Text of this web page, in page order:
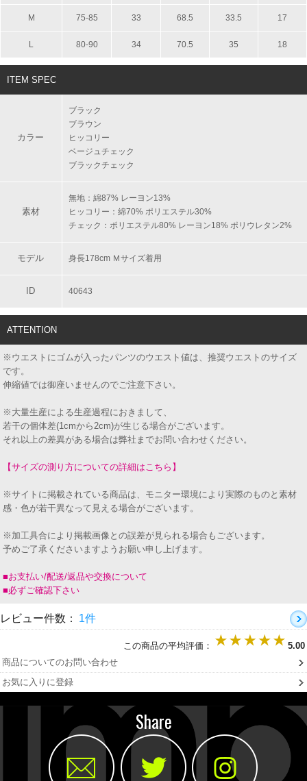
M 75-85 33 68.5 33.5 17
L 80-90 34 70.5 35 18
ITEM SPEC
カラー
ブラック
ブラウン
ヒッコリー
ベージュチェック
ブラックチェック
素材
無地：綿87% レーヨン13%
ヒッコリー：綿70% ポリエステル30%
チェック：ポリエステル80% レーヨン18% ポリウレタン2%
モデル 身長178cm Ｍサイズ着用
ID 40643
ATTENTION
※ウエストにゴムが入ったパンツのウエスト値は、推奨ウエストのサイズ
です。
伸縮値では御座いませんのでご注意下さい。
※大量生産による生産過程におきまして、
若干の個体差(1cmから2cm)が生じる場合がございます。
それ以上の差異がある場合は弊社までお問い合わせください。
【サイズの測り方についての詳細はこちら】
※サイトに掲載されている商品は、モニター環境により実際のものと素材
感・色が若干異なって見える場合がございます。
※加工具合により掲載画像との誤差が見られる場合もございます。
予めご了承くださいますようお願い申し上げます。
■お支払い/配送/返品や交換について
■必ずご確認下さい
レビュー件数： 1件
この商品の平均評価：
5.00
商品についてのお問い合わせ
お気に入りに登録
Share